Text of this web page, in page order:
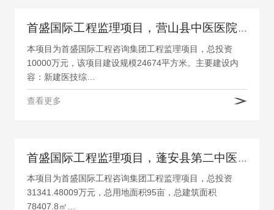
首盛国际工程监理项目，营山县中医医院医技综合楼建设项目
本项目为首盛国际工程咨询集团工程监理项目，总投资
10000万元，该项目建设规模24674平方米。主要建设内
容：新建医技综…
查看更多
首盛国际工程监理项目，蓬安县第二中医医院及中医药健康管理中心建设项目监理
本项目为首盛国际工程咨询集团工程监理项目，总投资
31341.48009万元，总用地面积95亩，总建筑面积
78407.8㎡…